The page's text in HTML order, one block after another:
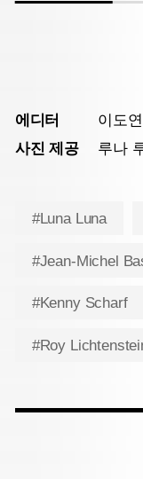
에디터
이도연
사진 제공
루나
#Luna Luna
#Jean-Michel
#Kenny Scharf
#Roy